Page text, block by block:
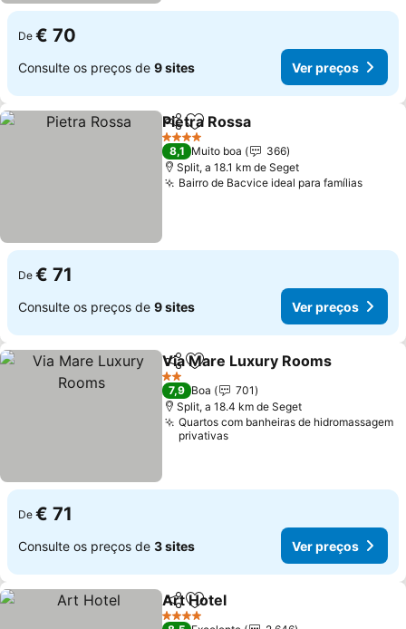
De € 70
Consulte os preços de 9 sites Ver preços
PartilharAdicionar aos favoritos
Pietra Rossa
4 Estrelas
8,1 Muito boa
366
Split, a 18.1 km de Seget
Bairro de Bacvice ideal para famíliasVer
De € 71
Consulte os preços de 9 sites Ver preços
PartilharAdicionar aos favoritos
Via Mare Luxury Rooms
2 Estrelas
7,9 Boa
701
Split, a 18.4 km de Seget
Quartos com banheiras de hidromassagem
privativas
De € 71
Consulte os preços de 3 sites Ver preços
PartilharAdicionar aos favoritos
Art Hotel
4 Estrelas